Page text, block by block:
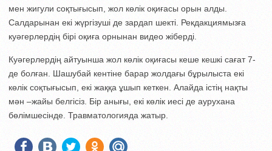
мен жигули соқтығысып, жол көлік оқиғасы орын алды.
Салдарынан екі жүргізуші де зардап шекті. Рекдакциямызға
куәгерлердің бірі оқиға орнынан видео жіберді.
Куәгерлердің айтуынша жол көлік оқиғасы кеше кешкі сағат 7-
де болған. Шашубай кентіне барар жолдағы бұрылыста екі
көлік соқтығысып, екі жаққа ұшып кеткен. Алайда істің нақты
мән –жайы белгісіз. Бір анығы, екі көлік иесі де аурухана
бөлімшесінде. Травматологияда жатыр.